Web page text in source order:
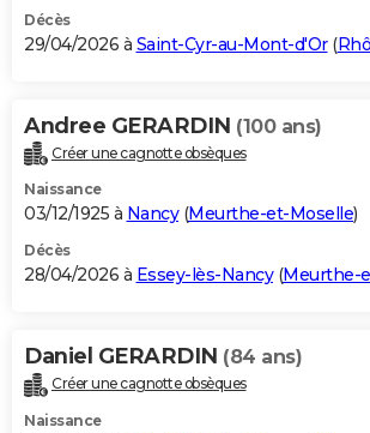
Décès
29/04/2026 à Saint-Cyr-au-Mont-d'Or(
Andree GERARDIN (100 ans)
Créer une cagnotte obsèques
Naissance
03/12/1925 à Nancy(Meurthe-et-Moselle)
Décès
28/04/2026 à Essey-lès-Nancy(Meurthe-
Daniel GERARDIN (84 ans)
Créer une cagnotte obsèques
Naissance